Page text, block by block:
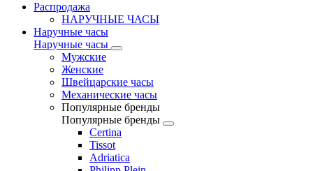
Распродажа
НАРУЧНЫЕ ЧАСЫ
Наручные часы
Наручные часы
Мужские
Женские
Швейцарские часы
Механические часы
Популярные бренды
Популярные бренды
Certina
Tissot
Adriatica